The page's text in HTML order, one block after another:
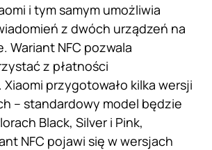
i tym samym umożliwia
z dwóch urządzeń na
Wariant NFC pozwala
z płatności
przygotowało kilka wersji
– standardowy model będzie
Black, Silver i Pink,
NFC pojawi się w wersjach